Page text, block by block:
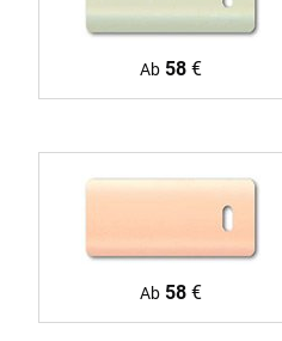
Ab 58€
Ab 58€